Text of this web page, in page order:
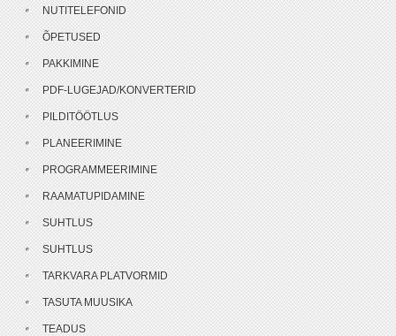
NUTITELEFONID
ÕPETUSED
PAKKIMINE
PDF-LUGEJAD/KONVERTERID
PILDITÖÖTLUS
PLANEERIMINE
PROGRAMMEERIMINE
RAAMATUPIDAMINE
SUHTLUS
SUHTLUS
TARKVARA PLATVORMID
TASUTA MUUSIKA
TEADUS